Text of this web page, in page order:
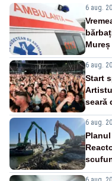
6 aug.
Mureș
6 aug.
Start
seară
6 aug.